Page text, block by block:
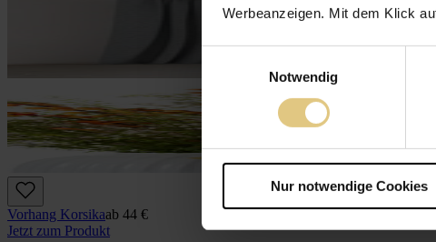
Werbeanzeigen. Mit dem Klick
Notwendig
Nur notwendige Cookies
Vorhang Korsikaab 44 €
Jetzt zum Produkt